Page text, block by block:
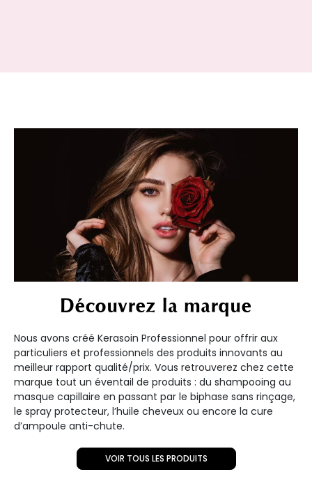
Découvrez la marque
Nous avons créé Kerasoin Professionnel pour offrir aux
particuliers et professionnels des produits innovants au
meilleur rapport qualité/prix. Vous retrouverez chez cette
marque tout un éventail de produits : du shampooing au
masque capillaire en passant par le biphase sans rinçage,
le spray protecteur, l’huile cheveux ou encore la cure
d’ampoule anti-chute.
VOIR TOUS LES PRODUITS